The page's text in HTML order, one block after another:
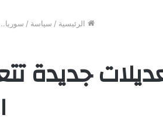
الرئيسية / سياسة / سوريا..
جديدة